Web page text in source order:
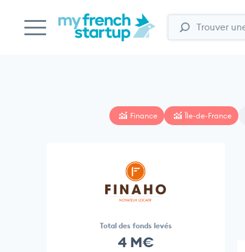
Finance Île-de-France
Total des fonds levés
4 M€